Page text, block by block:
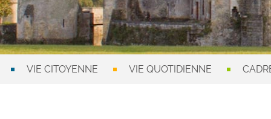
VIE CITOYENNE VIE QUOTIDIENNE